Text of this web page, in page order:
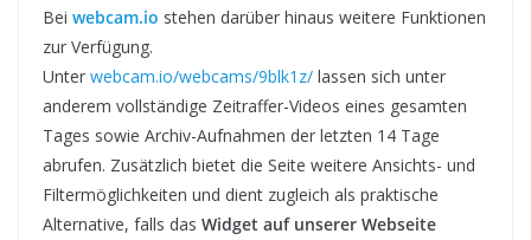
Bei webcam.io stehen darüber hinaus weitere Funktionen
zur Verfügung.
Unter webcam.io/webcams/9blk1z/ lassen sich unter
anderem vollständige Zeitraffer-Videos eines gesamten
Tages sowie Archiv-Aufnahmen der letzten 14 Tage
abrufen. Zusätzlich bietet die Seite weitere Ansichts- und
Filtermöglichkeiten und dient zugleich als praktische
Alternative, falls das Widget auf unserer Webseite